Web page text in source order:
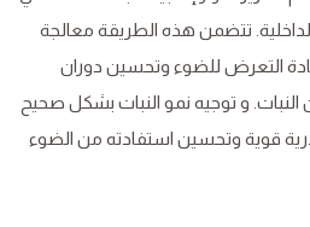
تتضمن هذه الطريقة معالجة
التعرض للضوء وتحسين دوران
النبات. و توجيه نمو النبات بشكل صحيح
قوية وتحسين استفادته من الضوء